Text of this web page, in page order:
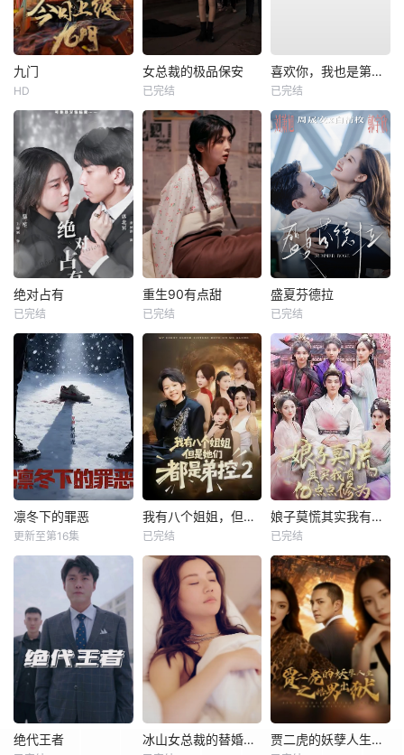
九门
HD
女总裁的极品保安
已完结
喜欢你，我也是第一部
已完结
绝对占有
已完结
重生90有点甜
已完结
盛夏芬德拉
已完结
凛冬下的罪恶
更新至第16集
我有八个姐姐，但是他们都是弟控2
已完结
娘子莫慌其实我有亿点点修为
已完结
绝代王者 冰山女总裁的替婚兵王 贾二虎的妖孽人生之皓男出狱